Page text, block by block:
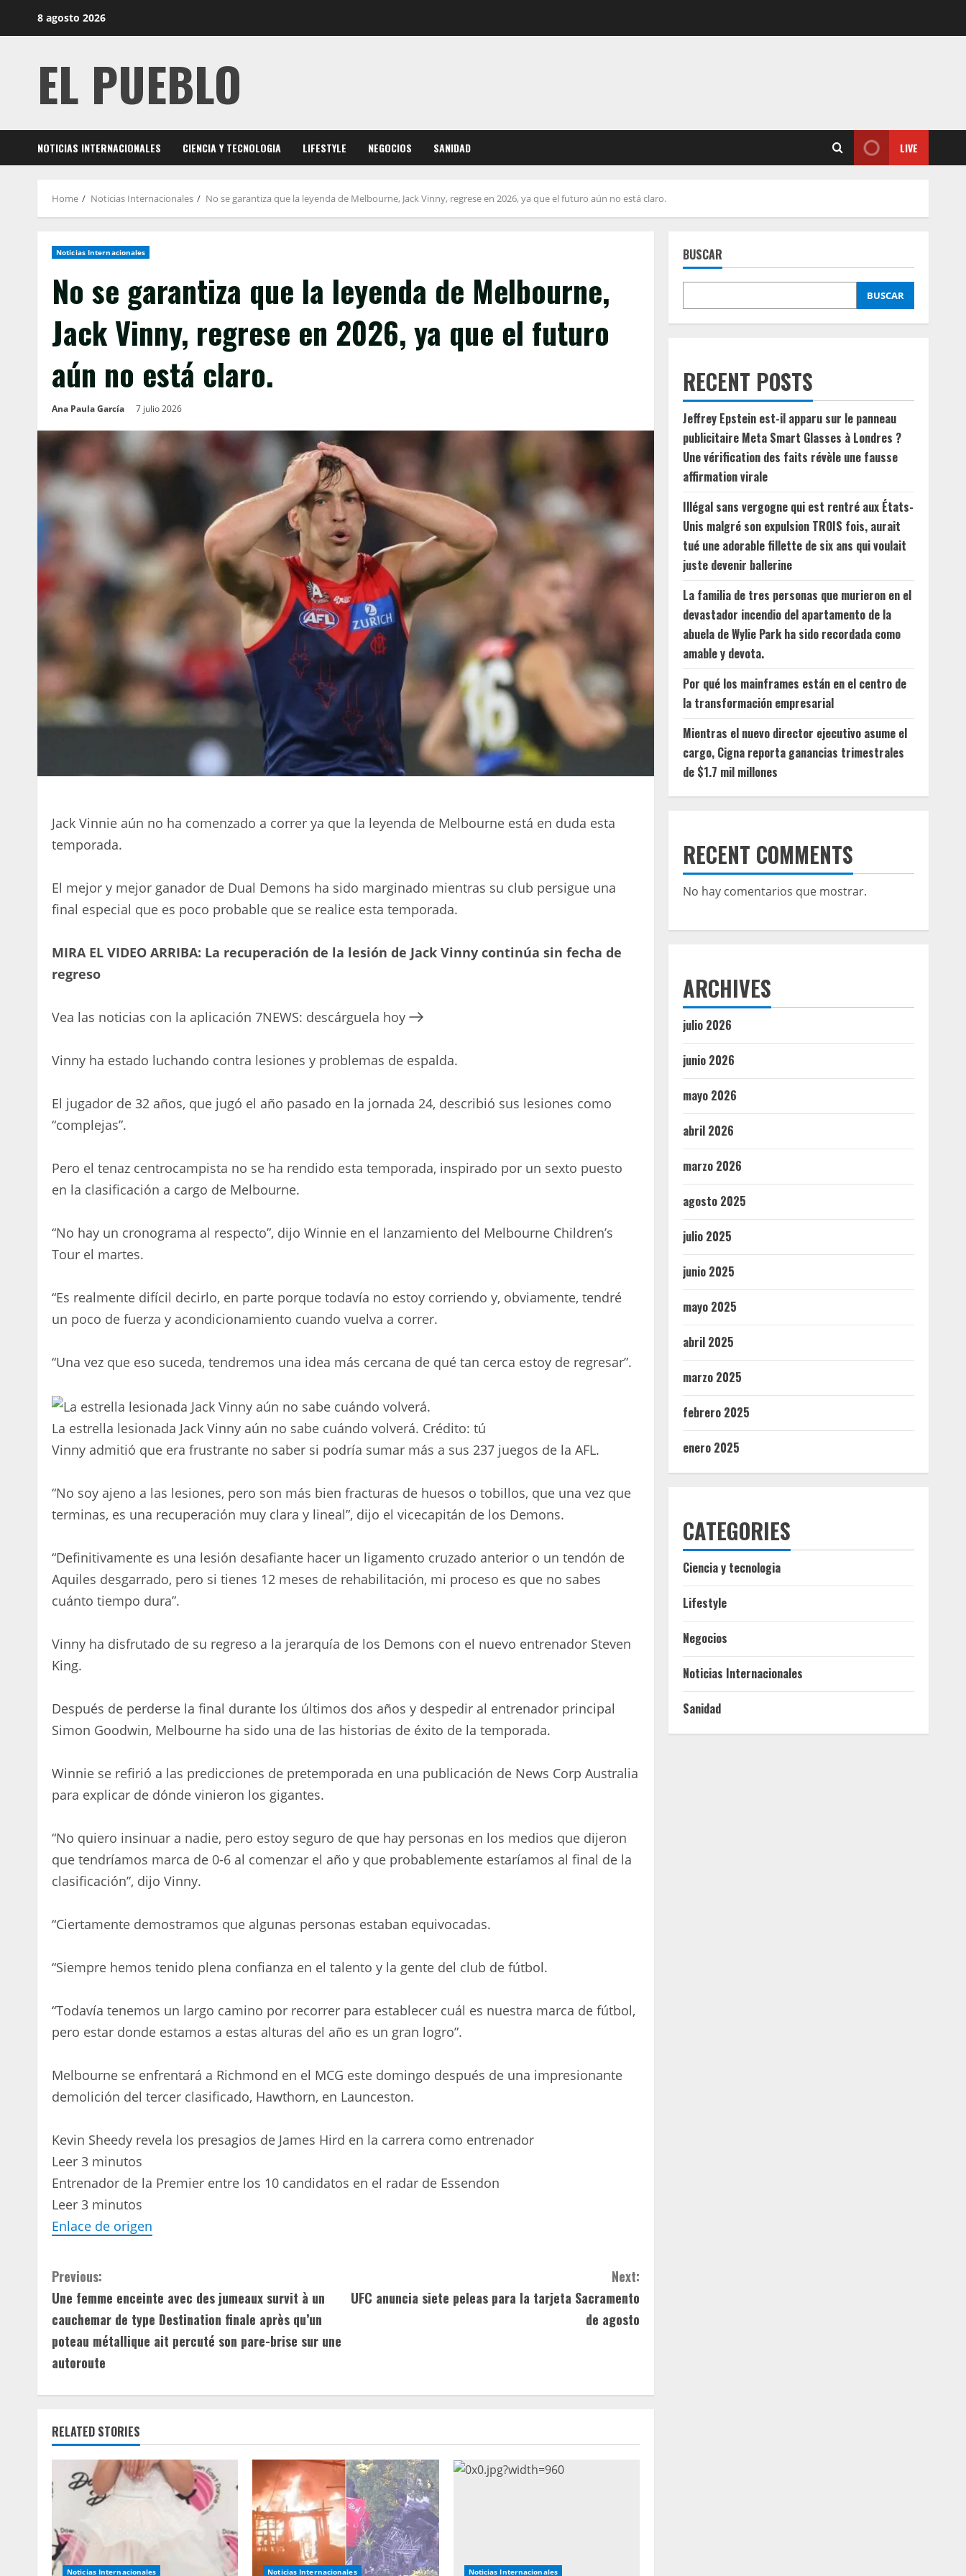
8 agosto 2026
EL PUEBLO
NOTICIAS INTERNACIONALES CIENCIA Y TECNOLOGIA LIFESTYLE NEGOCIOS SANIDAD LIVE
Home Noticias Internacionales No se garantiza que la leyenda de Melbourne, Jack Vinny, regrese en 2026, ya que el futuro aún no está claro.
Noticias Internacionales
No se garantiza que la leyenda de Melbourne,
Jack Vinny, regrese en 2026, ya que el futuro
aún no está claro.
Ana Paula García 7 julio 2026
Jack Vinnie aún no ha comenzado a correr ya que la leyenda de Melbourne está en duda esta
temporada.
El mejor y mejor ganador de Dual Demons ha sido marginado mientras su club persigue una
final especial que es poco probable que se realice esta temporada.
MIRA EL VIDEO ARRIBA: La recuperación de la lesión de Jack Vinny continúa sin fecha de
regreso
Vea las noticias con la aplicación 7NEWS: descárguela hoy
Vinny ha estado luchando contra lesiones y problemas de espalda.
El jugador de 32 años, que jugó el año pasado en la jornada 24, describió sus lesiones como
“complejas”.
Pero el tenaz centrocampista no se ha rendido esta temporada, inspirado por un sexto puesto
en la clasificación a cargo de Melbourne.
“No hay un cronograma al respecto”, dijo Winnie en el lanzamiento del Melbourne Children’s
Tour el martes.
“Es realmente difícil decirlo, en parte porque todavía no estoy corriendo y, obviamente, tendré
un poco de fuerza y ​​acondicionamiento cuando vuelva a correr.
“Una vez que eso suceda, tendremos una idea más cercana de qué tan cerca estoy de regresar”.
La estrella lesionada Jack Vinny aún no sabe cuándo volverá. Crédito: tú
Vinny admitió que era frustrante no saber si podría sumar más a sus 237 juegos de la AFL.
“No soy ajeno a las lesiones, pero son más bien fracturas de huesos o tobillos, que una vez que
terminas, es una recuperación muy clara y lineal”, dijo el vicecapitán de los Demons.
“Definitivamente es una lesión desafiante hacer un ligamento cruzado anterior o un tendón de
Aquiles desgarrado, pero si tienes 12 meses de rehabilitación, mi proceso es que no sabes
cuánto tiempo dura”.
Vinny ha disfrutado de su regreso a la jerarquía de los Demons con el nuevo entrenador Steven
King.
Después de perderse la final durante los últimos dos años y despedir al entrenador principal
Simon Goodwin, Melbourne ha sido una de las historias de éxito de la temporada.
Winnie se refirió a las predicciones de pretemporada en una publicación de News Corp Australia
para explicar de dónde vinieron los gigantes.
“No quiero insinuar a nadie, pero estoy seguro de que hay personas en los medios que dijeron
que tendríamos marca de 0-6 al comenzar el año y que probablemente estaríamos al final de la
clasificación”, dijo Vinny.
“Ciertamente demostramos que algunas personas estaban equivocadas.
“Siempre hemos tenido plena confianza en el talento y la gente del club de fútbol.
“Todavía tenemos un largo camino por recorrer para establecer cuál es nuestra marca de fútbol, ​​
pero estar donde estamos a estas alturas del año es un gran logro”.
Melbourne se enfrentará a Richmond en el MCG este domingo después de una impresionante
demolición del tercer clasificado, Hawthorn, en Launceston.
Kevin Sheedy revela los presagios de James Hird en la carrera como entrenador
Leer 3 minutos
Entrenador de la Premier entre los 10 candidatos en el radar de Essendon
Leer 3 minutos
Enlace de origen
C
o
n
t
i
n
u
e
R
e
Previous:
Une femme enceinte avec des jumeaux survit à un
cauchemar de type Destination finale après qu’un
poteau métallique ait percuté son pare-brise sur une
autoroute
Next:
UFC anuncia siete peleas para la tarjeta Sacramento
de agosto
RELATED STORIES
Noticias Internacionales Noticias Internacionales Noticias Internacionales
BUSCAR
BUSCAR
RECENT POSTS
Jeffrey Epstein est-il apparu sur le panneau
publicitaire Meta Smart Glasses à Londres ?
Une vérification des faits révèle une fausse
affirmation virale
Illégal sans vergogne qui est rentré aux États-
Unis malgré son expulsion TROIS fois, aurait
tué une adorable fillette de six ans qui voulait
juste devenir ballerine
La familia de tres personas que murieron en el
devastador incendio del apartamento de la
abuela de Wylie Park ha sido recordada como
amable y devota.
Por qué los mainframes están en el centro de
la transformación empresarial
Mientras el nuevo director ejecutivo asume el
cargo, Cigna reporta ganancias trimestrales
de $1.7 mil millones
RECENT COMMENTS
No hay comentarios que mostrar.
ARCHIVES
julio 2026
junio 2026
mayo 2026
abril 2026
marzo 2026
agosto 2025
julio 2025
junio 2025
mayo 2025
abril 2025
marzo 2025
febrero 2025
enero 2025
CATEGORIES
Ciencia y tecnologia
Lifestyle
Negocios
Noticias Internacionales
Sanidad